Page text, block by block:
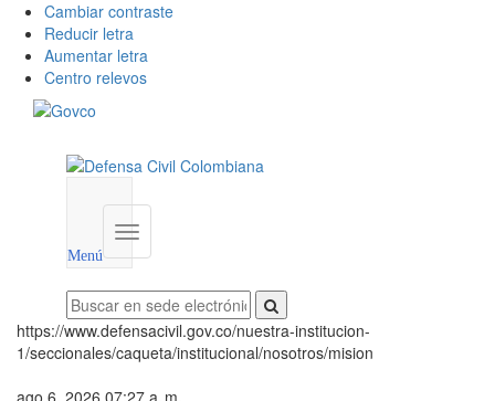
Cambiar contraste
Reducir letra
Aumentar letra
Centro relevos
Menú
Menú
institucional
https://www.defensacivil.gov.co/nuestra-institucion-
1/seccionales/caqueta/institucional/nosotros/mision
ago 6, 2026 07:27 a. m.